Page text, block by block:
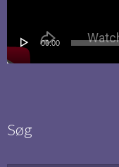
00:00
Søg